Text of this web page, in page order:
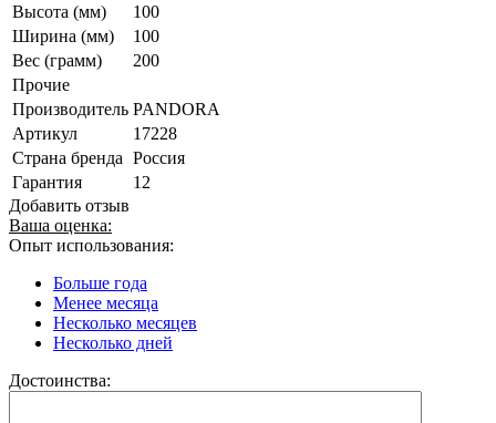
Высота (мм)
100
Ширина (мм)
100
Вес (грамм)
200
Прочие
Производитель PANDORA
Артикул
17228
Страна бренда Россия
Гарантия
12
Добавить отзыв
Ваша оценка:
Опыт использования:
Больше года
Менее месяца
Несколько месяцев
Несколько дней
Достоинства: